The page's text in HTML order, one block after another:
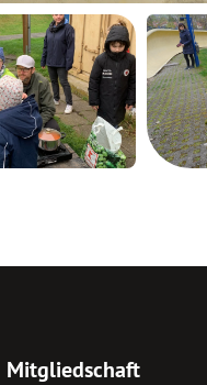
Mitgliedschaft